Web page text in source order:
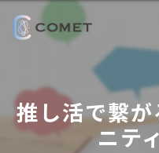
推し活で繋
ニテ